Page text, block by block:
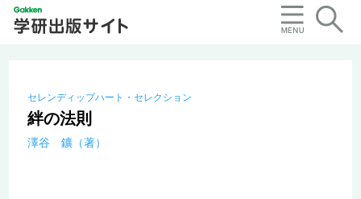
セレンディップハート・セレクション
絆の法則
澤谷 鑛（著）